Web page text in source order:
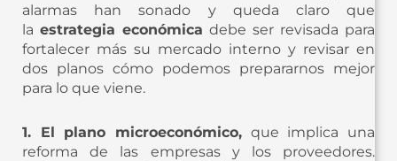
alarmas han sonado y queda claro que
la estrategia económica debe ser revisada para
fortalecer más su mercado interno y revisar en
dos planos cómo podemos prepararnos mejor
para lo que viene.
1. El plano microeconómico, que implica una
reforma de las empresas y los proveedores.